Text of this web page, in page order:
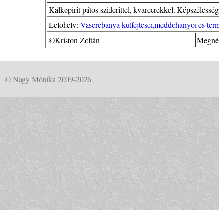
Kalkopirit pátos sziderittel, kvarcerekkel.
Lelőhely: Vasércbánya külfejtései,meddőhányói és
©Kriston Zoltán
© Nagy Mónika 2009-2026